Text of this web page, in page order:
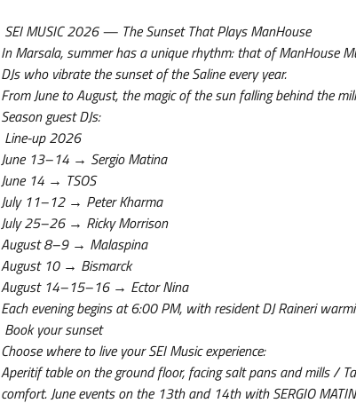
SEI MUSIC 2026 — The Sunset That Plays ManHouse
In Marsala, summer has a unique rhythm: that of ManHouse
DJs who vibrate the sunset of the Saline every year.
From June to August, the magic of the sun falling behind the
Season guest DJs:
Line-up 2026
June 13–14 → Sergio Matina
June 14 → TSOS
July 11–12 → Peter Kharma
July 25–26 → Ricky Morrison
August 8–9 → Malaspina
August 10 → Bismarck
August 14–15–16 → Ector Nina
Each evening begins at 6:00 PM, with resident DJ Raineri
Book your sunset
Choose where to live your SEI Music experience:
Aperitif table on the ground floor, facing salt pans and mills /
comfort. June events on the 13th and 14th with SERGIO